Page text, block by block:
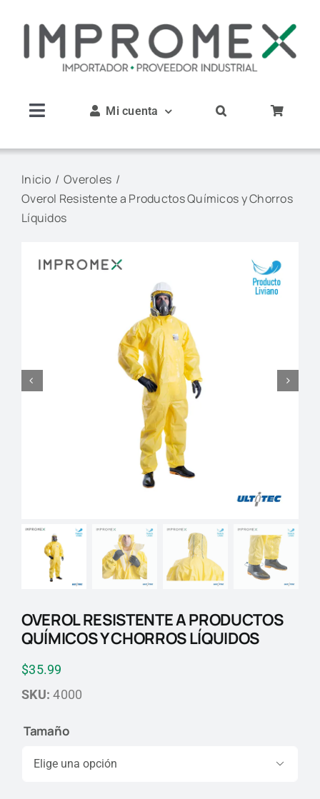
Toggle
Nosotros
Contactos
Mi cuenta
Inicio
Overoles
Overol Resistente a Productos Químicos y Chorros
Líquidos
OVEROL RESISTENTE A PRODUCTOS
QUÍMICOS Y CHORROS LÍQUIDOS
$35.99
SKU: 4000
Tamaño
